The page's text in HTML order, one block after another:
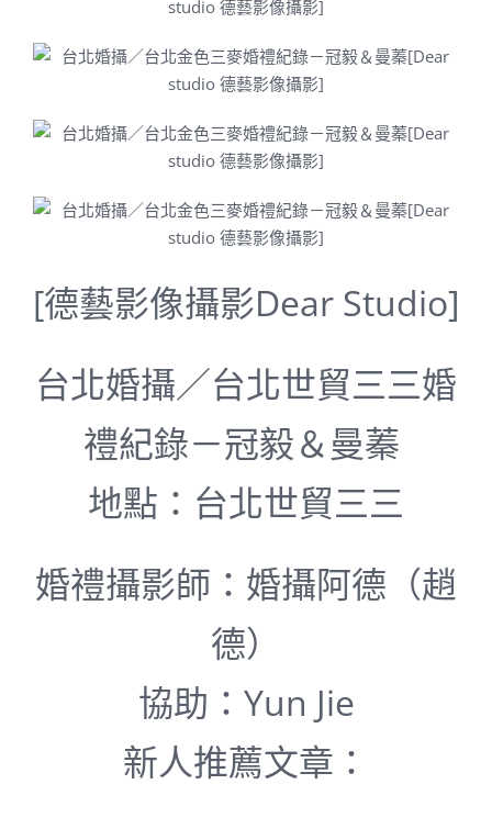
[德藝影像攝影Dear Studio]
台北婚攝／台北世貿三三婚
禮紀錄－冠毅＆曼蓁
地點：台北世貿三三
婚禮攝影師：婚攝阿德（趙
德）
協助：Yun Jie
新人推薦文章：